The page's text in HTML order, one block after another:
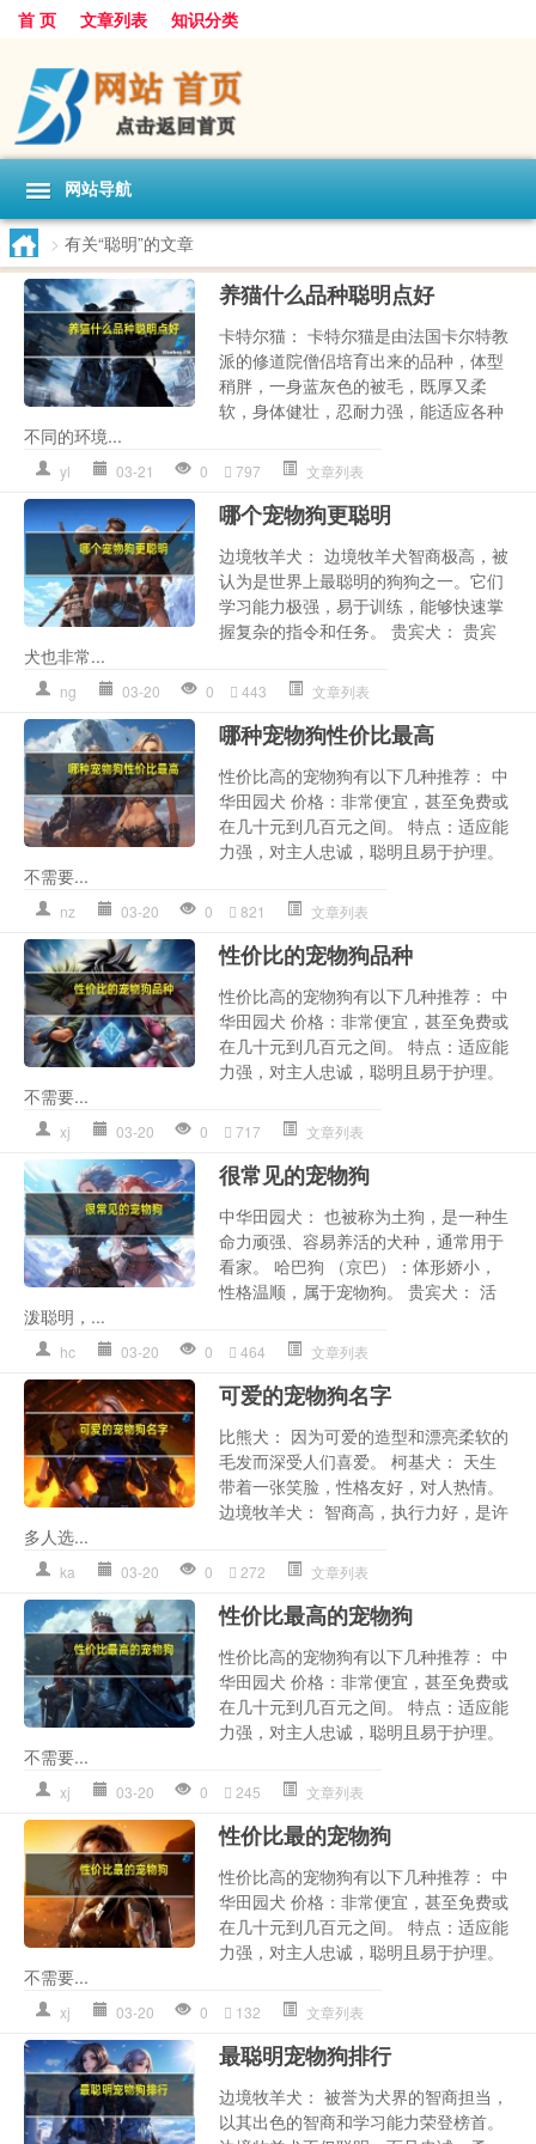
首 页 文章列表 知识分类
网站导航
> 有关“聪明”的文章
养猫什么品种聪明点好
卡特尔猫： 卡特尔猫是由法国卡尔特教
派的修道院僧侣培育出来的品种，体型
稍胖，一身蓝灰色的被毛，既厚又柔
软，身体健壮，忍耐力强，能适应各种
不同的环境...
yl 03-21 0 797 文章列表
哪个宠物狗更聪明
边境牧羊犬： 边境牧羊犬智商极高，被
认为是世界上最聪明的狗狗之一。它们
学习能力极强，易于训练，能够快速掌
握复杂的指令和任务。 贵宾犬： 贵宾
犬也非常...
ng 03-20 0 443 文章列表
哪种宠物狗性价比最高
性价比高的宠物狗有以下几种推荐： 中
华田园犬 价格：非常便宜，甚至免费或
在几十元到几百元之间。 特点：适应能
力强，对主人忠诚，聪明且易于护理。
不需要...
nz 03-20 0 821 文章列表
性价比的宠物狗品种
性价比高的宠物狗有以下几种推荐： 中
华田园犬 价格：非常便宜，甚至免费或
在几十元到几百元之间。 特点：适应能
力强，对主人忠诚，聪明且易于护理。
不需要...
xj 03-20 0 717 文章列表
很常见的宠物狗
中华田园犬： 也被称为土狗，是一种生
命力顽强、容易养活的犬种，通常用于
看家。 哈巴狗 （京巴）：体形娇小，
性格温顺，属于宠物狗。 贵宾犬： 活
泼聪明，...
hc 03-20 0 464 文章列表
可爱的宠物狗名字
比熊犬： 因为可爱的造型和漂亮柔软的
毛发而深受人们喜爱。 柯基犬： 天生
带着一张笑脸，性格友好，对人热情。
边境牧羊犬： 智商高，执行力好，是许
多人选...
ka 03-20 0 272 文章列表
性价比最高的宠物狗
性价比高的宠物狗有以下几种推荐： 中
华田园犬 价格：非常便宜，甚至免费或
在几十元到几百元之间。 特点：适应能
力强，对主人忠诚，聪明且易于护理。
不需要...
xj 03-20 0 245 文章列表
性价比最的宠物狗
性价比高的宠物狗有以下几种推荐： 中
华田园犬 价格：非常便宜，甚至免费或
在几十元到几百元之间。 特点：适应能
力强，对主人忠诚，聪明且易于护理。
不需要...
xj 03-20 0 132 文章列表
最聪明宠物狗排行
边境牧羊犬： 被誉为犬界的智商担当，
以其出色的智商和学习能力荣登榜首。